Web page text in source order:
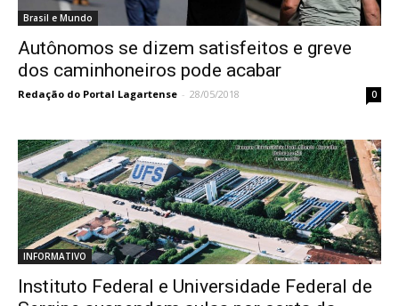
Brasil e Mundo
Autônomos se dizem satisfeitos e greve
dos caminhoneiros pode acabar
Redação do Portal Lagartense - 28/05/2018 0
INFORMATIVO
Instituto Federal e Universidade Federal de